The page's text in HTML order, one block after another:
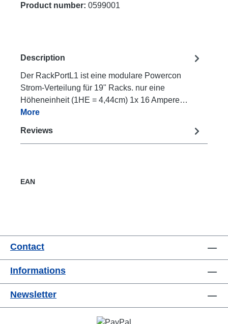
Product number: 0599001
Description
Der RackPortL1 ist eine modulare Powercon
Strom-Verteilung für 19" Racks. nur eine
Höheneinheit (1HE = 4,44cm) 1x 16 Ampere…
More
Reviews
EAN
Contact
Informations
Newsletter